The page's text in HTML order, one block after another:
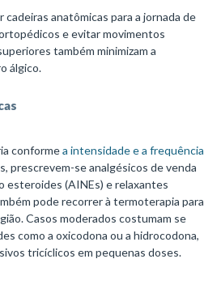
anatômicas para a jornada de
e evitar movimentos
também minimizam a
álgico.
conformea intensidade e a frequência
prescrevem-se analgésicos de venda
esteroides (AINEs) e relaxantes
pode recorrer à termoterapia para
Casos moderados costumam se
como a oxicodona ou a hidrocodona,
tricíclicos em pequenas doses.